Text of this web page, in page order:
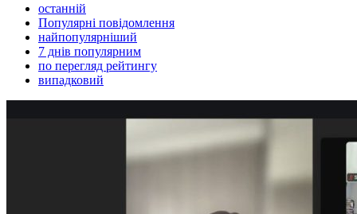
останній
Популярні повідомлення
найпопулярніший
7 днів популярним
по перегляд рейтингу
випадковий